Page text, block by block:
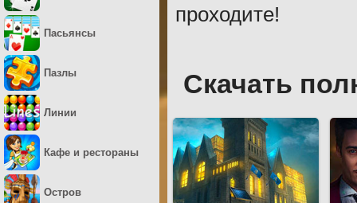
проходите!
Скачать
Пасьянсы
Пазлы
Линии
Кафе и рестораны
Остров